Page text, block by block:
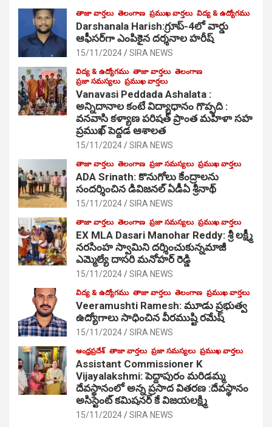
తాజా వార్తలు తెలంగాణ ప్రముఖ వార్తలు విద్య & ఉద్యోగము
Darshanala Harish:గ్రూప్-4లో వార్డు
ఆఫీసర్‌గా ఎంపికైన దర్శనాల హరీష్
15/11/2024 SIRA NEWS
విద్య & ఉద్యోగము తాజా వార్తలు తెలంగాణ
ప్రజా సమస్యలు ప్రముఖ వార్తలు
Vanavasi Peddada Ashalata :
అన్నిదానాల కంటే విద్యాధానం గొప్పది :
వనవాసి కళ్యాణ పరిషత్ ప్రాంత మహిళా సహ
ప్రముఖ్ పెద్దడ ఆశాలత
15/11/2024 SIRA NEWS
తాజా వార్తలు తెలంగాణ ప్రజా సమస్యలు ప్రముఖ వార్తలు
ADA Srinath: కొనుగోలు కేంద్రాల‌ను
సంద‌ర్శించిన డివిజనల్ ఏడీఏ శ్రీనాథ్
15/11/2024 SIRA NEWS
తాజా వార్తలు తెలంగాణ ప్రజా సమస్యలు ప్రముఖ వార్తలు
EX MLA Dasari Manohar Reddy: శ్రీ లక్ష్మీ
నరసింహ స్వామిని దర్శించుకున్నమాజీ
ఎమ్మెల్యే దాసరి మనోహర్ రెడ్డి
15/11/2024 SIRA NEWS
విద్య & ఉద్యోగము తాజా వార్తలు తెలంగాణ ప్రముఖ వార్తలు
Veeramushti Ramesh: మూడు ప్రభుత్వ
ఉద్యోగాలు సాధించిన వీరముష్టి రమేష్
15/11/2024 SIRA NEWS
ఆంధ్రప్రదేశ్ తాజా వార్తలు ప్రజా సమస్యలు ప్రముఖ వార్తలు
Assistant Commissioner K
Vijayalakshmi: పెద్దాపురం మరిడమ్మ
దేవస్థానంలో అన్న ప్రసాద వితరణ :దేవస్థానం
అసిస్టెంట్ కమిషనర్ కే విజయలక్ష్మి
15/11/2024 SIRA NEWS